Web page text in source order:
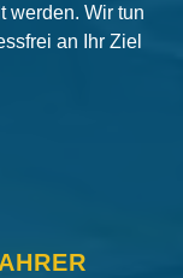
werden. Wir tun
an Ihr Ziel